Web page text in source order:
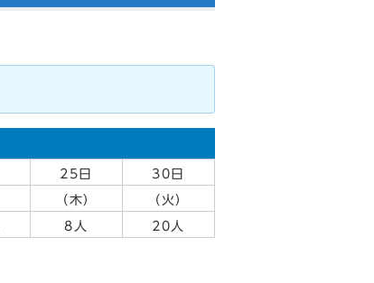
25日 30日
（木） （火）
8人 20人